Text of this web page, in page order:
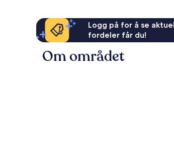
Logg på for å se
fordeler får du!
Om området